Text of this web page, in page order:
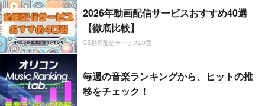
2026年動画配信サービスおすすめ40選
【徹底比較】
CS動画配信サービス20選
毎週の音楽ランキングから、ヒットの推
移をチェック！